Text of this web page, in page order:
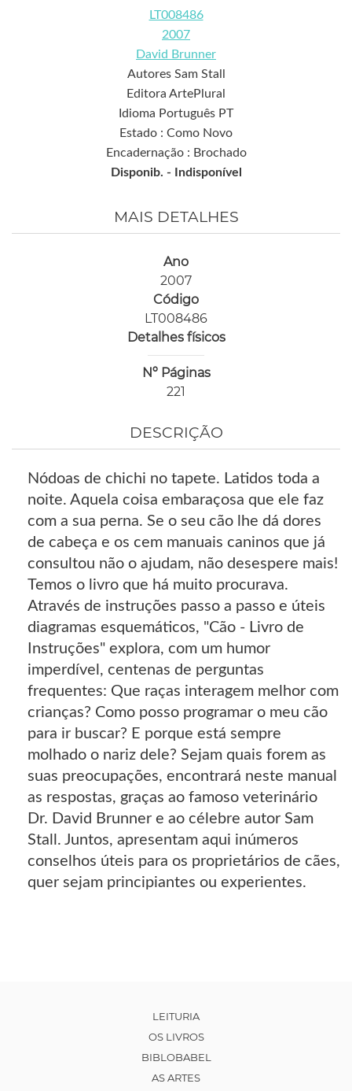
LT008486
2007
David Brunner
Autores Sam Stall
Editora ArtePlural
Idioma Português PT
Estado : Como Novo
Encadernação : Brochado
Disponib. -
Indisponível
MAIS DETALHES
Ano
2007
Código
LT008486
Detalhes físicos
Nº Páginas
221
DESCRIÇÃO
Nódoas de chichi no tapete. Latidos toda a
noite. Aquela coisa embaraçosa que ele faz
com a sua perna. Se o seu cão lhe dá dores
de cabeça e os cem manuais caninos que já
consultou não o ajudam, não desespere mais!
Temos o livro que há muito procurava.
Através de instruções passo a passo e úteis
diagramas esquemáticos, "Cão - Livro de
Instruções" explora, com um humor
imperdível, centenas de perguntas
frequentes: Que raças interagem melhor com
crianças? Como posso programar o meu cão
para ir buscar? E porque está sempre
molhado o nariz dele? Sejam quais forem as
suas preocupações, encontrará neste manual
as respostas, graças ao famoso veterinário
Dr. David Brunner e ao célebre autor Sam
Stall. Juntos, apresentam aqui inúmeros
conselhos úteis para os proprietários de cães,
quer sejam principiantes ou experientes.
LEITURIA
OS LIVROS
BIBLOBABEL
AS ARTES